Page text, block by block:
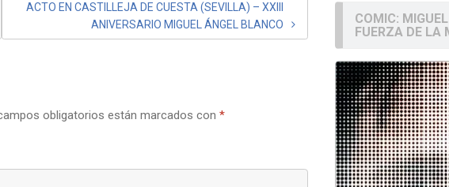
ACTO EN CASTILLEJA DE CUESTA (SEVILLA) – XXIII
ANIVERSARIO MIGUEL ÁNGEL BLANCO
obligatorios están marcados con *
COMIC:
FUERZA DE LA